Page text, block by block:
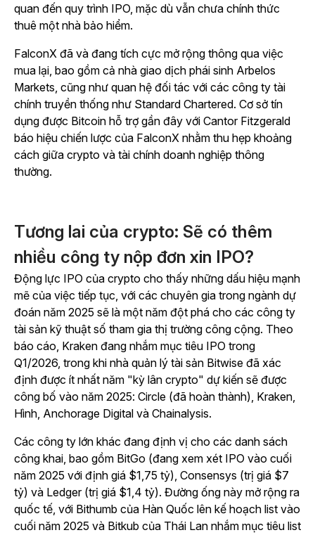
quan đến quy trình IPO, mặc dù vẫn chưa chính thức
thuê một nhà bảo hiểm.
FalconX đã và đang tích cực mở rộng thông qua việc
mua lại, bao gồm cả nhà giao dịch phái sinh Arbelos
Markets, cũng như quan hệ đối tác với các công ty tài
chính truyền thống như Standard Chartered. Cơ sở tín
dụng được Bitcoin hỗ trợ gần đây với Cantor Fitzgerald
báo hiệu chiến lược của FalconX nhằm thu hẹp khoảng
cách giữa crypto và tài chính doanh nghiệp thông
thường.
Tương lai của crypto: Sẽ có thêm
nhiều công ty nộp đơn xin IPO?
Động lực IPO của crypto cho thấy những dấu hiệu mạnh
mẽ của việc tiếp tục, với các chuyên gia trong ngành dự
đoán năm 2025 sẽ là một năm đột phá cho các công ty
tài sản kỹ thuật số tham gia thị trường công cộng. Theo
báo cáo, Kraken đang nhắm mục tiêu IPO trong
Q1/2026, trong khi nhà quản lý tài sản Bitwise đã xác
định được ít nhất năm "kỳ lân crypto" dự kiến sẽ được
công bố vào năm 2025: Circle (đã hoàn thành), Kraken,
Hình, Anchorage Digital và Chainalysis.
Các công ty lớn khác đang định vị cho các danh sách
công khai, bao gồm BitGo (đang xem xét IPO vào cuối
năm 2025 với định giá $1,75 tỷ), Consensys (trị giá $7
tỷ) và Ledger (trị giá $1,4 tỷ). Đường ống này mở rộng ra
quốc tế, với Bithumb của Hàn Quốc lên kế hoạch list vào
cuối năm 2025 và Bitkub của Thái Lan nhắm mục tiêu list